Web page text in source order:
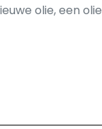
olie, een
pakket is niet